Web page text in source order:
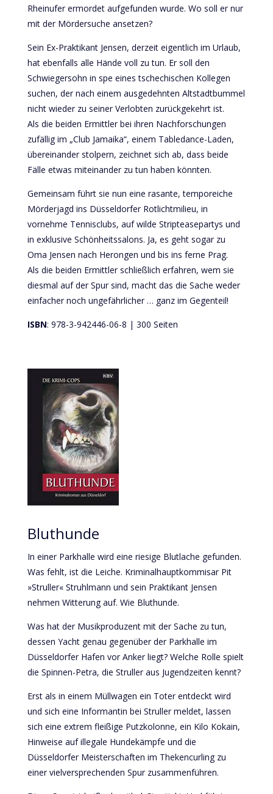
Rheinufer ermordet aufgefunden wurde. Wo soll er nur
mit der Mördersuche ansetzen?
Sein Ex-Praktikant Jensen, derzeit eigentlich im Urlaub,
hat ebenfalls alle Hände voll zu tun. Er soll den
Schwiegersohn in spe eines tschechischen Kollegen
suchen, der nach einem ausgedehnten Altstadtbummel
nicht wieder zu seiner Verlobten zurückgekehrt ist.
Als die beiden Ermittler bei ihren Nachforschungen
zufällig im „Club Jamaika“, einem Tabledance-Laden,
übereinander stolpern, zeichnet sich ab, dass beide
Fälle etwas miteinander zu tun haben könnten.
Gemeinsam führt sie nun eine rasante, temporeiche
Mörderjagd ins Düsseldorfer Rotlichtmilieu, in
vornehme Tennisclubs, auf wilde Stripteasepartys und
in exklusive Schönheitssalons. Ja, es geht sogar zu
Oma Jensen nach Herongen und bis ins ferne Prag.
Als die beiden Ermittler schließlich erfahren, wem sie
diesmal auf der Spur sind, macht das die Sache weder
einfacher noch ungefährlicher … ganz im Gegenteil!
ISBN: 978-3-942446-06-8 | 300 Seiten
Bluthunde
In einer Parkhalle wird eine riesige Blutlache gefunden.
Was fehlt, ist die Leiche. Kriminalhauptkommisar Pit
»Struller« Struhlmann und sein Praktikant Jensen
nehmen Witterung auf. Wie Bluthunde.
Was hat der Musikproduzent mit der Sache zu tun,
dessen Yacht genau gegenüber der Parkhalle im
Düsseldorfer Hafen vor Anker liegt? Welche Rolle spielt
die Spinnen-Petra, die Struller aus Jugendzeiten kennt?
Erst als in einem Müllwagen ein Toter entdeckt wird
und sich eine Informantin bei Struller meldet, lassen
sich eine extrem fleißige Putzkolonne, ein Kilo Kokain,
Hinweise auf illegale Hundekämpfe und die
Düsseldorfer Meisterschaften im Thekencurling zu
einer vielversprechenden Spur zusammenführen.